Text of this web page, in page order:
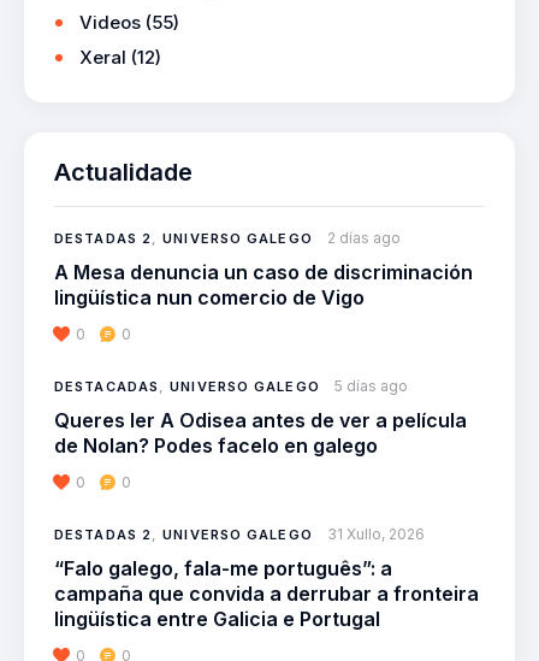
Videos (55)
Xeral (12)
Actualidade
DESTADAS 2,UNIVERSO GALEGO 2 días ago
A Mesa denuncia un caso de discriminación
lingüística nun comercio de Vigo
0 0
DESTACADAS ,UNIVERSO GALEGO 5 días ago
Queres ler A Odisea antes de ver a película
de Nolan? Podes facelo en galego
0 0
DESTADAS 2,UNIVERSO GALEGO 31 Xullo, 2026
“Falo galego, fala-me português”: a
campaña que convida a derrubar a fronteira
lingüística entre Galicia e Portugal
0 0